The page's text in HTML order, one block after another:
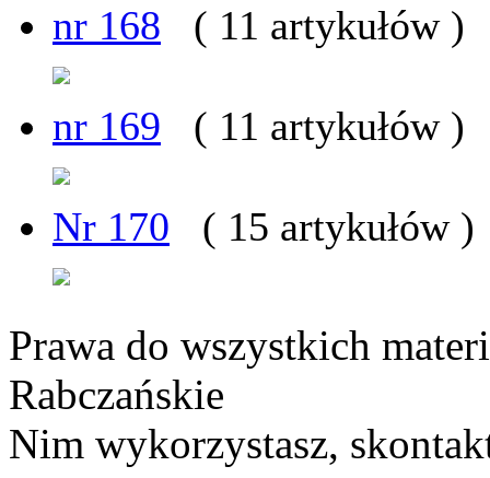
nr 168 ( 11 artykułów )
nr 169 ( 11 artykułów )
Nr 170 ( 15 artykułów )
Prawa do wszystkich
Rabczańskie
Nim wykorzystasz,